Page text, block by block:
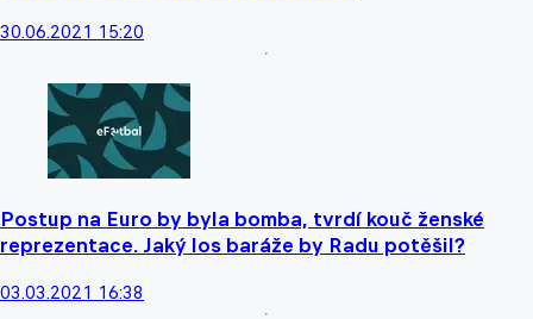
30.06.2021 15:20
Postup na Euro by byla bomba, tvrdí kouč ženské
reprezentace. Jaký los baráže by Radu potěšil?
03.03.2021 16:38